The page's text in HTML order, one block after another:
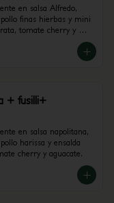
en salsa Alfredo,
finas hierbas y mini
tomate cherry y
en salsa napolitana,
harissa y ensalda
cherry y aguacate.